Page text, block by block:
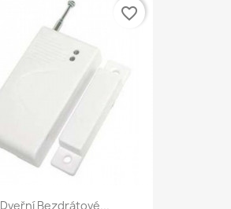
Dveřní Bezdrátové...
favorite_border